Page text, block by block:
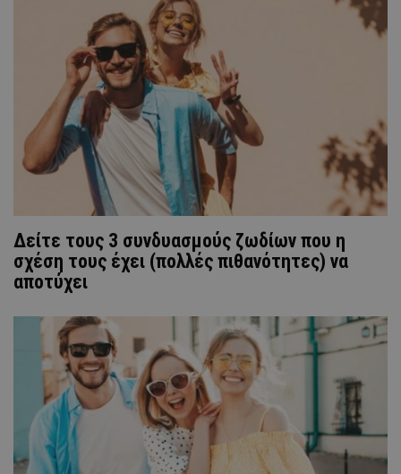
Δείτε τους 3 συνδυασμούς ζωδίων που η
σχέση τους έχει (πολλές πιθανότητες) να
αποτύχει